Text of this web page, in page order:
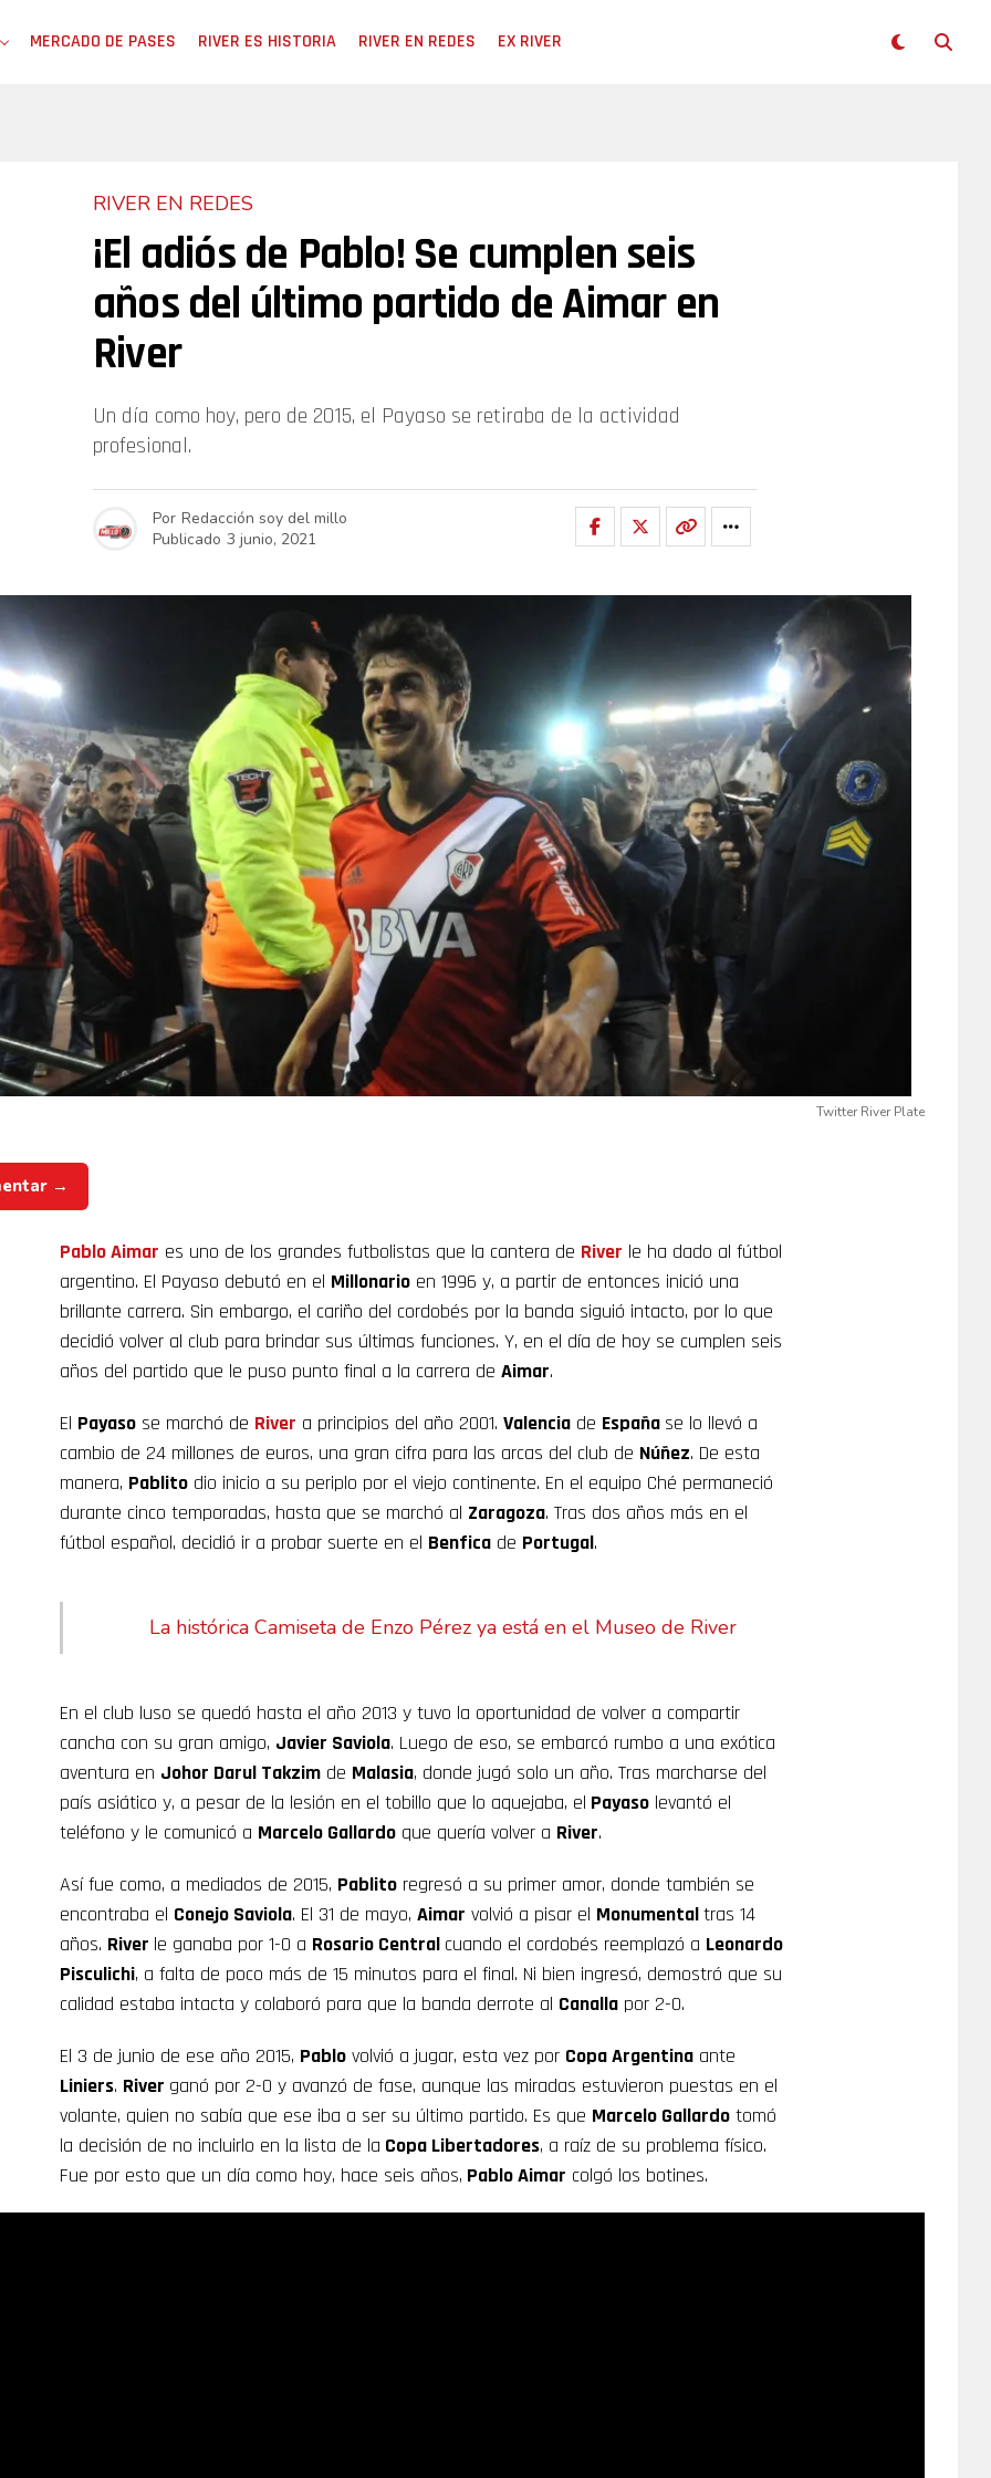
MERCADO DE PASES RIVER ES HISTORIA RIVER EN REDES EX RIVER
RIVER EN REDES
¡El adiós de Pablo! Se cumplen seis
años del último partido de Aimar en
River
Un día como hoy, pero de 2015, el Payaso se retiraba de la actividad
profesional.
Por Redacción soy del millo
Publicado 3 junio, 2021
Twitter River Plate
→
Pablo Aimar es uno de los grandes futbolistas que la cantera de River le ha dado al fútbol
argentino. El Payaso debutó en el Millonario en 1996 y, a partir de entonces inició una
brillante carrera. Sin embargo, el cariño del cordobés por la banda siguió intacto, por lo que
decidió volver al club para brindar sus últimas funciones. Y, en el día de hoy se cumplen seis
años del partido que le puso punto final a la carrera de Aimar.
El Payaso se marchó de River a principios del año 2001. Valencia de España se lo llevó a
cambio de 24 millones de euros, una gran cifra para las arcas del club de Núñez. De esta
manera, Pablito dio inicio a su periplo por el viejo continente. En el equipo Ché permaneció
durante cinco temporadas, hasta que se marchó al Zaragoza. Tras dos años más en el
fútbol español, decidió ir a probar suerte en el Benfica de Portugal.
La histórica Camiseta de Enzo Pérez ya está en el Museo de River
En el club luso se quedó hasta el año 2013 y tuvo la oportunidad de volver a compartir
cancha con su gran amigo, Javier Saviola. Luego de eso, se embarcó rumbo a una exótica
aventura en Johor Darul Takzim de Malasia, donde jugó solo un año. Tras marcharse del
país asiático y, a pesar de la lesión en el tobillo que lo aquejaba, el Payaso levantó el
teléfono y le comunicó a Marcelo Gallardo que quería volver a River.
Así fue como, a mediados de 2015, Pablito regresó a su primer amor, donde también se
encontraba el Conejo Saviola. El 31 de mayo, Aimar volvió a pisar el Monumentaltras 14
años. River le ganaba por 1-0 a Rosario Central cuando el cordobés reemplazó a Leonardo
Pisculichi, a falta de poco más de 15 minutos para el final. Ni bien ingresó, demostró que su
calidad estaba intacta y colaboró para que la banda derrote al Canalla por 2-0.
El 3 de junio de ese año 2015, Pablo volvió a jugar, esta vez por Copa Argentina ante
Liniers. River ganó por 2-0 y avanzó de fase, aunque las miradas estuvieron puestas en el
volante, quien no sabía que ese iba a ser su último partido. Es que Marcelo Gallardo tomó
la decisión de no incluirlo en la lista de la Copa Libertadores, a raíz de su problema físico.
Fue por esto que un día como hoy, hace seis años, Pablo Aimar colgó los botines.